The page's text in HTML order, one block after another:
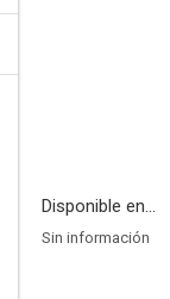
Disponible en...
Sin información